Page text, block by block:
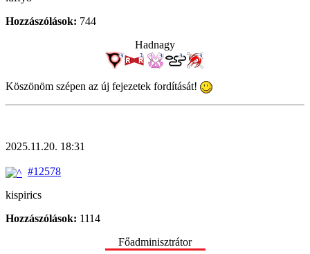
Hozzászólások: 744
Hadnagy
Köszönöm szépen az új fejezetek fordítását!
2025.11.20. 18:31
#12578
kispirics
Hozzászólások: 1114
Főadminisztrátor